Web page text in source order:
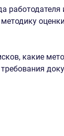
работодателя
какие